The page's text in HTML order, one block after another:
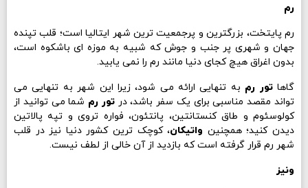
رم
رم پایتخت، بزرگترین و پرجمعیت ترین شهر ایتالیا است؛ قلب تپنده
جهان و شهری پر جنب و جوش که شبیه به موزه ای باشکوه است،
بدون اغراق هیچ کجای دنیا مانند رم را نمی یابید.
گاهاتور رم به تنهایی ارائه می شود، زیرا این شهر به تنهایی می
تواند مقصد مناسبی برای یک سفر باشد، درتور رم شما می توانید از
کولوسئوم و طاق کنستانتین، پانتئون، فواره تروی و تپه پالاتین
دیدن کنید؛ همچنین واتیکان، کوچک ترین کشور دنیا نیز در قلب
شهر رم قرار گرفته است که بازدید از آن خالی از لطف نیست.
ونیز